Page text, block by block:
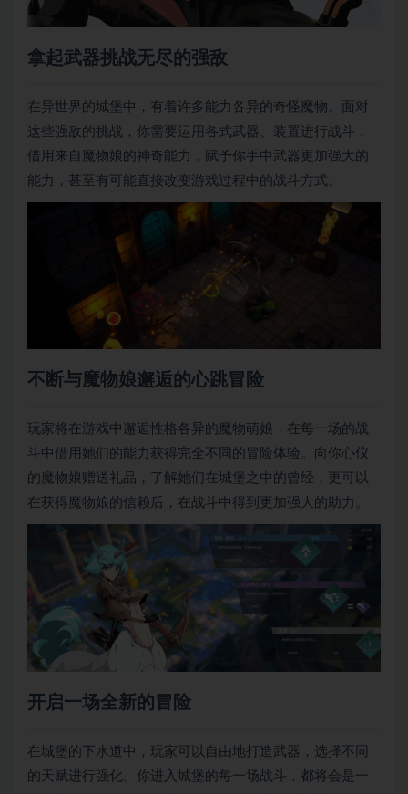
拿起武器挑战无尽的强敌
在异世界的城堡中，有着许多能力各异的奇怪魔物。面对
这些强敌的挑战，你需要运用各式武器、装置进行战斗，
借用来自魔物娘的神奇能力，赋予你手中武器更加强大的
能力，甚至有可能直接改变游戏过程中的战斗方式。
不断与魔物娘邂逅的心跳冒险
玩家将在游戏中邂逅性格各异的魔物萌娘，在每一场的战
斗中借用她们的能力获得完全不同的冒险体验。向你心仪
的魔物娘赠送礼品，了解她们在城堡之中的曾经，更可以
在获得魔物娘的信赖后，在战斗中得到更加强大的助力。
开启一场全新的冒险
在城堡的下水道中，玩家可以自由地打造武器，选择不同
的天赋进行强化。你进入城堡的每一场战斗，都将会是一